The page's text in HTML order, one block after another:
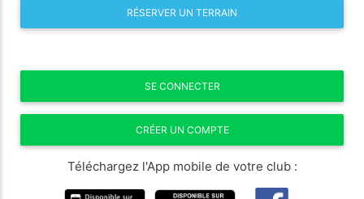
RÉSERVER UN TERRAIN
SE CONNECTER
CRÉER UN COMPTE
Téléchargez l'App mobile de votre club :